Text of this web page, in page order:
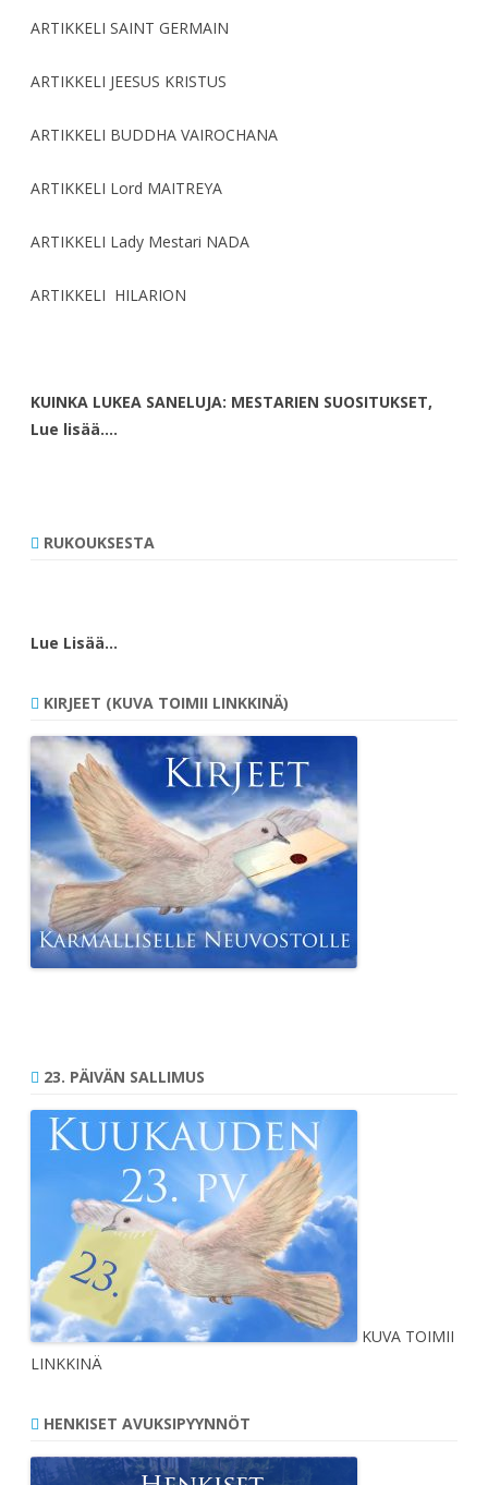
ARTIKKELI SAINT GERMAIN
ARTIKKELI JEESUS KRISTUS
ARTIKKELI BUDDHA VAIROCHANA
ARTIKKELI Lord MAITREYA
ARTIKKELI Lady Mestari NADA
ARTIKKELI HILARION
KUINKA LUKEA SANELUJA: MESTARIEN SUOSITUKSET,
Lue lisää….
RUKOUKSESTA
Lue Lisää…
KIRJEET (KUVA TOIMII LINKKINÄ)
23. PÄIVÄN SALLIMUS
KUVA TOIMII
LINKKINÄ
HENKISET AVUKSIPYYNNÖT